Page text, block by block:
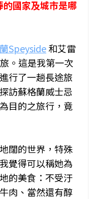
國家及城市是哪
Speyside和艾雷
。這是我第一次
行了一趟長途旅
訪蘇格蘭威士忌
目的之旅行，竟
闊的世界，特殊
覺得可以稱她為
的美食：不受汙
肉、當然還有醇